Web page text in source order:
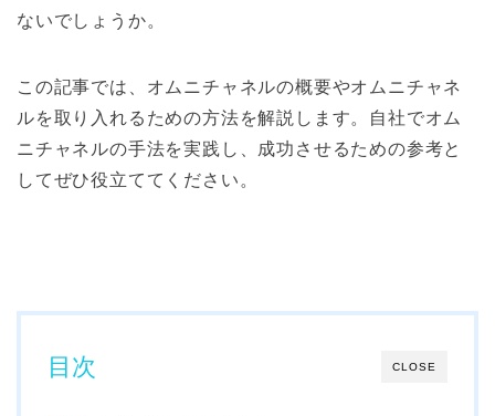
ないでしょうか。
この記事では、オムニチャネルの概要やオムニチャネ
ルを取り入れるための方法を解説します。自社でオム
ニチャネルの手法を実践し、成功させるための参考と
してぜひ役立ててください。
CLOSE
目次